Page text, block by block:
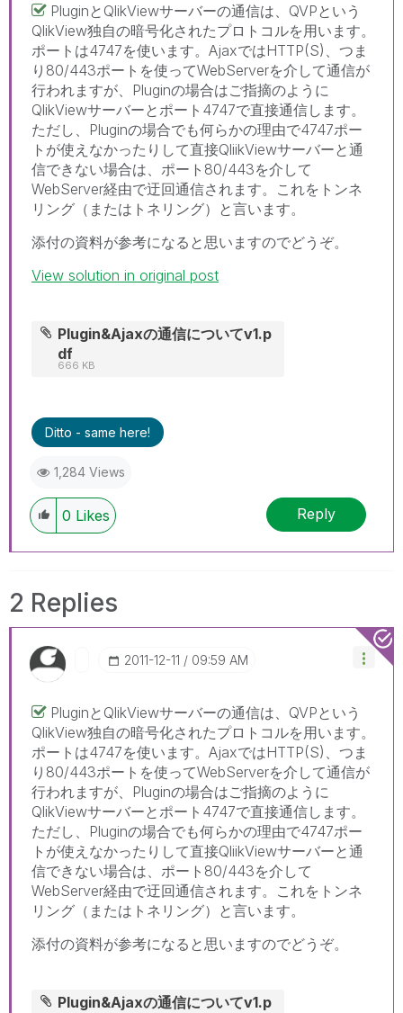
PluginとQlikViewサーバーの通信は、QVPという
QlikView独自の暗号化されたプロトコルを用います。
ポートは4747を使います。AjaxではHTTP(S)、つま
り80/443ポートを使ってWebServerを介して通信が
行われますが、Pluginの場合はご指摘のように
QlikViewサーバーとポート4747で直接通信します。
ただし、Pluginの場合でも何らかの理由で4747ポー
トが使えなかったりして直接QliikViewサーバーと通
信できない場合は、ポート80/443を介して
WebServer経由で迂回通信されます。これをトンネ
リング（またはトネリング）と言います。
添付の資料が参考になると思いますのでどうぞ。
View solution in original post
Plugin&Ajaxの通信についてv1.p
df
666 KB
Ditto - same here!
1,284 Views
0 Likes Reply
2 Replies
‎2011-12-11 09:59 AM
PluginとQlikViewサーバーの通信は、QVPという
QlikView独自の暗号化されたプロトコルを用います。
ポートは4747を使います。AjaxではHTTP(S)、つま
り80/443ポートを使ってWebServerを介して通信が
行われますが、Pluginの場合はご指摘のように
QlikViewサーバーとポート4747で直接通信します。
ただし、Pluginの場合でも何らかの理由で4747ポー
トが使えなかったりして直接QliikViewサーバーと通
信できない場合は、ポート80/443を介して
WebServer経由で迂回通信されます。これをトンネ
リング（またはトネリング）と言います。
添付の資料が参考になると思いますのでどうぞ。
Plugin&Ajaxの通信についてv1.p